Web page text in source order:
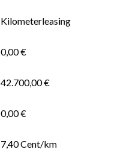
Kilometerleasing
0,00 €
42.700,00 €
0,00 €
7,40Cent/km